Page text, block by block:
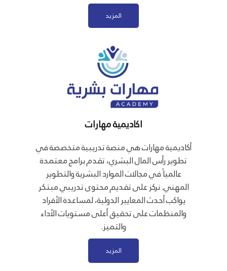
المزيد
اكاديمية مهارات
أكاديمية مهارات هي منصة تدريبية متخصصة في
تطوير رأس المال البشري، تقدم برامج معتمدة
عالمياً في مجالات الموارد البشرية والتطوير
المهني. نركز على تقديم محتوى تدريبي مبتكر
يواكب أحدث المعايير الدولية، لمساعدة الأفراد
والمنظمات على تحقيق أعلى مستويات الأداء
والتميز.
المزيد